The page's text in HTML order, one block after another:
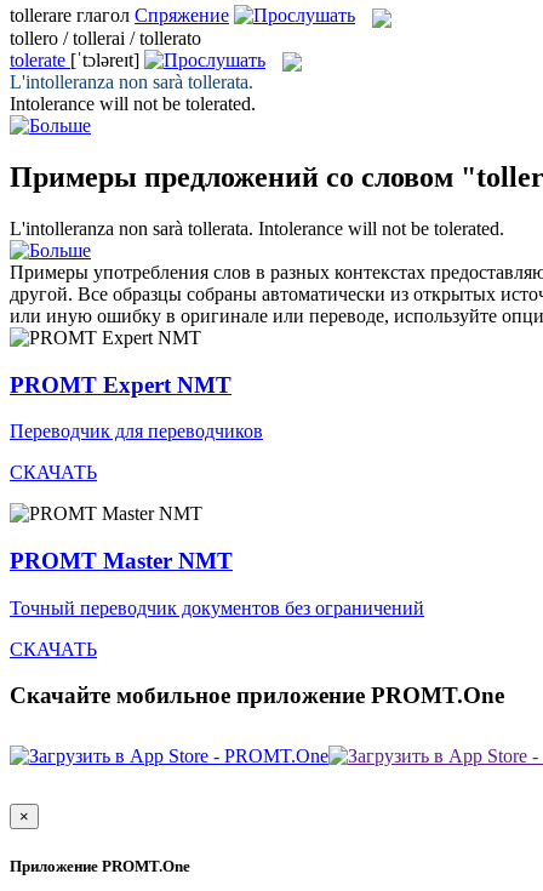
tollerare глагол Спряжение
tollero / tollerai / tollerato
tolerate [ˈtɔləreɪt]
L'intolleranza non sarà tollerata.
Intolerance will not be tolerated.
Примеры предложений со словом
L'intolleranza non sarà tollerata. Intolerance will not be tolerated.
Примеры употребления слов в разных контекстах
другой. Все образцы собраны автоматически из открытых
или иную ошибку в оригинале или переводе, используйте
PROMT Expert NMT
Переводчик для переводчиков
СКАЧАТЬ
PROMT Master NMT
Точный переводчик документов без ограничений
СКАЧАТЬ
Скачайте мобильное приложение PROMT.One
×
Приложение PROMT.One